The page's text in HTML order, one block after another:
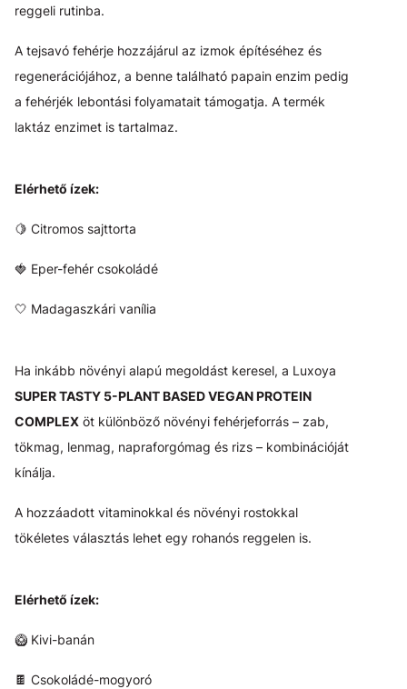
reggeli rutinba.
A tejsavó fehérje hozzájárul az izmok építéséhez és
regenerációjához, a benne található papain enzim pedig
a fehérjék lebontási folyamatait támogatja. A termék
laktáz enzimet is tartalmaz.
Elérhető ízek:
🍋 Citromos sajttorta
🍓 Eper-fehér csokoládé
🤍 Madagaszkári vanília
Ha inkább növényi alapú megoldást keresel, a Luxoya
SUPER TASTY 5-PLANT BASED VEGAN PROTEIN
COMPLEX öt különböző növényi fehérjeforrás – zab,
tökmag, lenmag, napraforgómag és rizs – kombinációját
kínálja.
A hozzáadott vitaminokkal és növényi rostokkal
tökéletes választás lehet egy rohanós reggelen is.
Elérhető ízek:
🥝 Kivi-banán
🍫 Csokoládé-mogyoró